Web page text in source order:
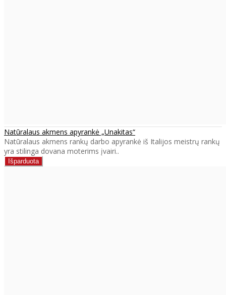
Natūralaus akmens apyrankė „Unakitas“
Natūralaus akmens rankų darbo apyrankė iš Italijos meistrų rankų
yra stilinga dovana moterims įvairi..